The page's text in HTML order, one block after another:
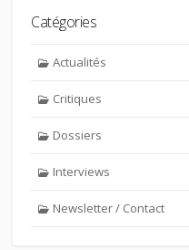
Catégories
Actualités
Critiques
Dossiers
Interviews
Newsletter / Contact